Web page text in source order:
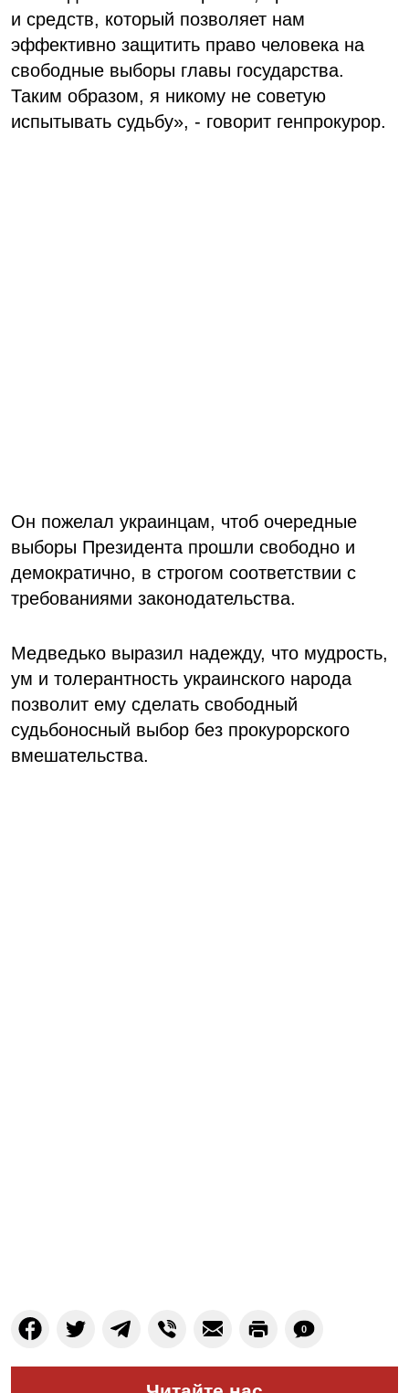
и средств, который позволяет нам
эффективно защитить право человека на
свободные выборы главы государства.
Таким образом, я никому не советую
испытывать судьбу», - говорит генпрокурор.
Он пожелал украинцам, чтоб очередные
выборы Президента прошли свободно и
демократично, в строгом соответствии с
требованиями законодательства.
Медведько выразил надежду, что мудрость,
ум и толерантность украинского народа
позволит ему сделать свободный
судьбоносный выбор без прокурорского
вмешательства.
0